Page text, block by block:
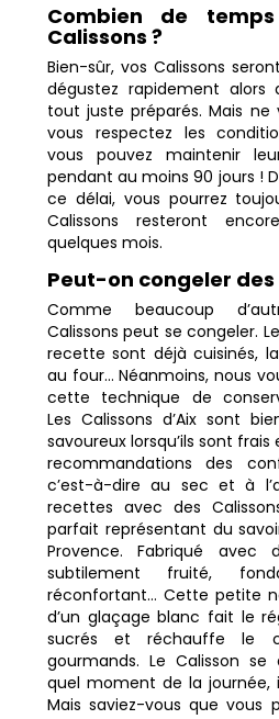
Combien de
Calissons ?
Bien-sûr, vos Calissons
dégustez rapidement alors
tout juste préparés. Mais ne
vous respectez les
vous pouvez maintenir
pendant au moins 90 jours !
ce délai, vous pourrez
Calissons resteront
quelques mois.
Peut-on congeler des
Comme beaucoup
Calissons peut se congeler.
recette sont déjà cuisinés,
au four… Néanmoins, nous
cette technique de
Les Calissons d’Aix sont
savoureux lorsqu’ils sont
recommandations des
c’est-à-dire au sec et à
recettes avec des
parfait représentant du
Provence. Fabriqué avec
subtilement fruité,
réconfortant… Cette petite
d’un glaçage blanc fait le
sucrés et réchauffe le
gourmands. Le Calisson se
quel moment de la journée,
Mais saviez-vous que vous